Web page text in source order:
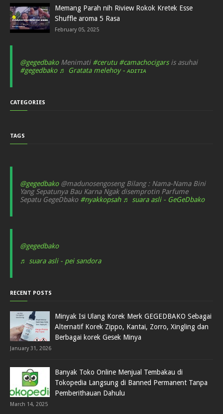
Memang Parah nih Riview Rokok Kretek Esse
Shuffle aroma 5 Rasa
February 05, 2025
@gegedbakoMenimati #cerutu #camachocigarsis asuhai
#gegedbako ♬ Gratata melehoy - ᴀᴅɪᴛɪᴀ
CATEGORIES
TAGS
@gegedbako@madunosengoseng Bilang : Nama-Nama Bini
Yang Sepatunya Bau Karna Ngak disemprotin Parfume
Sepatu GegeDbako #nyakkopsah ♬ suara asli - GeGeDbako
@gegedbako
♬ suara asli - pei sandora
RECENT POSTS
Minyak Isi Ulang Korek Merk GEGEDBAKO Sebagai
Alternatif Korek Zippo, Kantai, Zorro, Xingling dan
Berbagai korek Gesek Minya
January 31, 2026
Banyak Toko Online Menjual Tembakau di
Tokopedia Langsung di Banned Permanent Tanpa
Pemberithauan Dahulu
March 14, 2025